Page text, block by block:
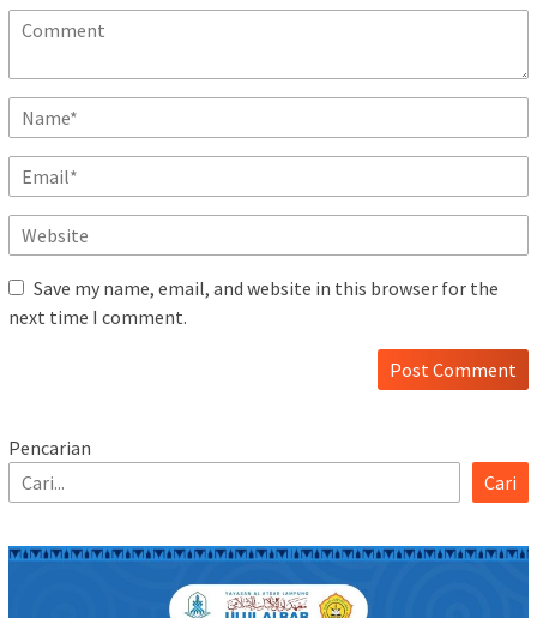
Save my name, email, and website in this browser for the
next time I comment.
Pencarian
Cari